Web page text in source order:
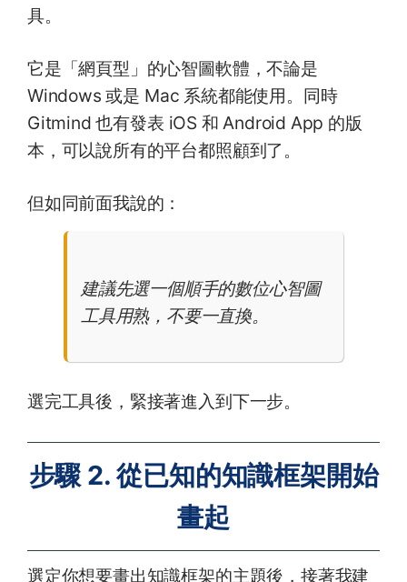
具。
它是「網頁型」的心智圖軟體，不論是
Windows 或是 Mac 系統都能使用。同時
Gitmind 也有發表 iOS 和 Android App 的版
本，可以說所有的平台都照顧到了。
但如同前面我說的：
建議先選一個順手的數位心智圖
工具用熟，不要一直換。
選完工具後，緊接著進入到下一步。
步驟 2. 從已知的知識框架開始
畫起
選定你想要畫出知識框架的主題後，接著我建